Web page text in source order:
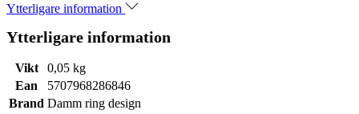
Ytterligare information
Ytterligare information
Vikt
0,05 kg
Ean
5707968286846
Brand Damm ring design